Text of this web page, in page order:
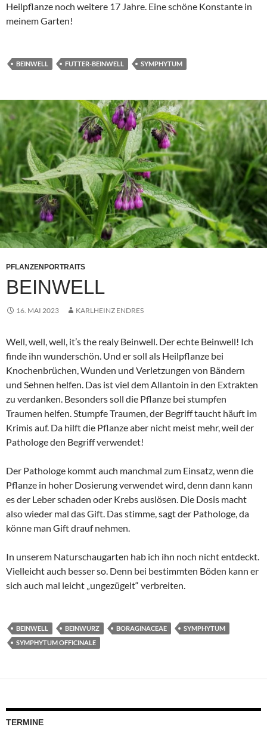
Heilpflanze noch weitere 17 Jahre. Eine schöne Konstante in
meinem Garten!
BEINWELL FUTTER-BEINWELL SYMPHYTUM
PFLANZENPORTRAITS
BEINWELL
16. MAI 2023 KARLHEINZ ENDRES
Well, well, well, it’s the realy Beinwell. Der echte Beinwell! Ich
finde ihn wunderschön. Und er soll als Heilpflanze bei
Knochenbrüchen, Wunden und Verletzungen von Bändern
und Sehnen helfen. Das ist viel dem Allantoin in den Extrakten
zu verdanken. Besonders soll die Pflanze bei stumpfen
Traumen helfen. Stumpfe Traumen, der Begriff taucht häuft im
Krimis auf. Da hilft die Pflanze aber nicht meist mehr, weil der
Pathologe den Begriff verwendet!
Der Pathologe kommt auch manchmal zum Einsatz, wenn die
Pflanze in hoher Dosierung verwendet wird, denn dann kann
es der Leber schaden oder Krebs auslösen. Die Dosis macht
also wieder mal das Gift. Das stimme, sagt der Pathologe, da
könne man Gift drauf nehmen.
In unserem Naturschaugarten hab ich ihn noch nicht entdeckt.
Vielleicht auch besser so. Denn bei bestimmten Böden kann er
sich auch mal leicht „ungezügelt“ verbreiten.
BEINWELL BEINWURZ BORAGINACEAE
SYMPHYTUM
SYMPHYTUM OFFICINALE
TERMINE